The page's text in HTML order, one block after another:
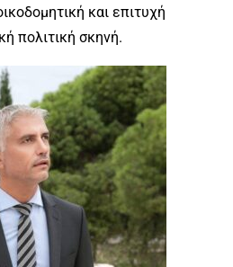
και επιτυχή
πολιτική σκηνή.